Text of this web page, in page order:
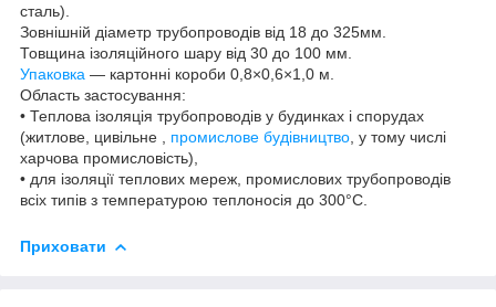
сталь).
Зовнішній діаметр трубопроводів від 18 до 325мм.
Товщина ізоляційного шару від 30 до 100 мм.
Упаковка — картонні короби 0,8×0,6×1,0 м.
Область застосування:
• Теплова ізоляція трубопроводів у будинках і спорудах
(житлове, цивільне , промислове будівництво , у тому числі
харчова промисловість),
• для ізоляції теплових мереж, промислових трубопроводів
всіх типів з температурою теплоносія до 300°С.
Приховати